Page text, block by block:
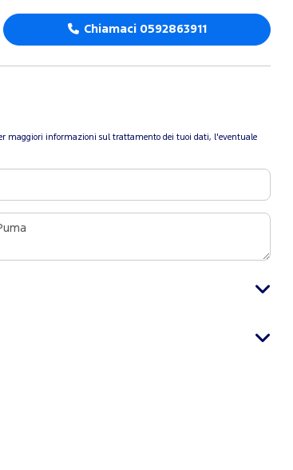
Chiamaci 0592863911
maggiori informazioni sul trattamento dei tuoi dati, l'eventuale